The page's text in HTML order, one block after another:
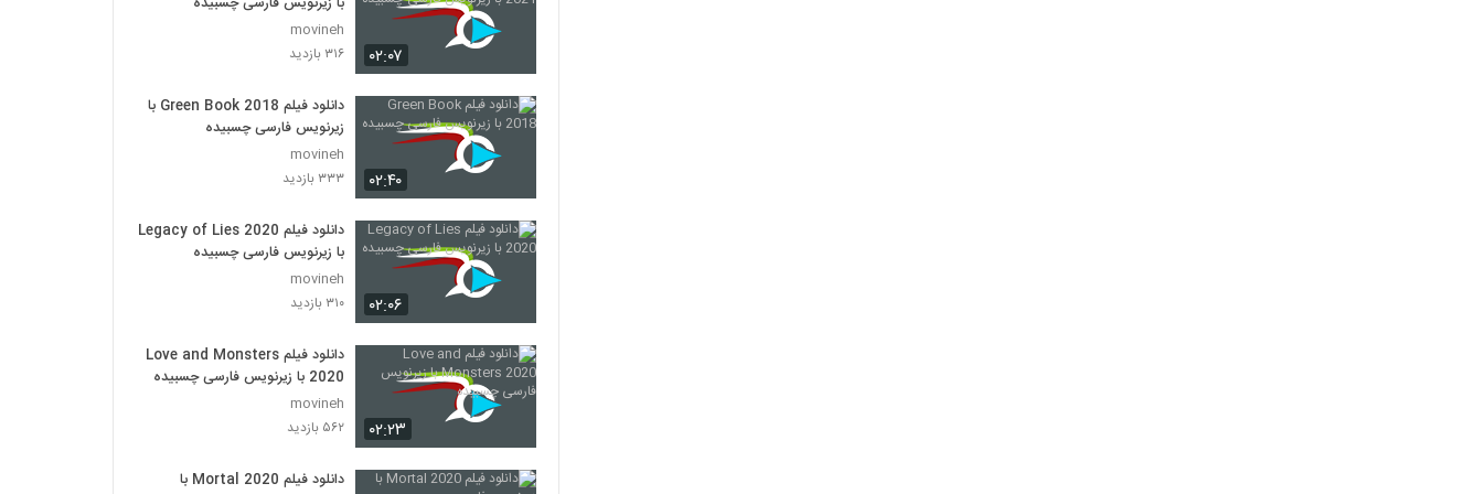
۰۲:۰۷
movineh
۳۱۶ بازدید
۰۲:۴۰
دانلود فیلم Green Book 2018 با
زیرنویس فارسی چسبیده
movineh
۳۳۳ بازدید
۰۲:۰۶
دانلود فیلم Legacy of Lies 2020
با زیرنویس فارسی چسبیده
movineh
۳۱۰ بازدید
۰۲:۲۳
دانلود فیلم Love and Monsters
2020 با زیرنویس فارسی چسبیده
movineh
۵۶۲ بازدید
دانلود فیلم Mortal 2020 با